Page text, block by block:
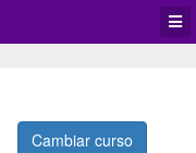
Cambiar curso